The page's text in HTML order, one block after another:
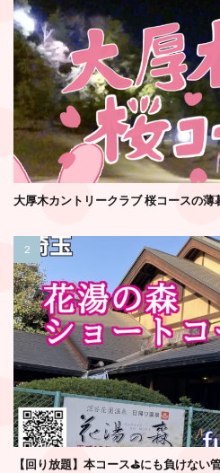
大厚木カントリークラブ 桜コースの薄
【回り放題】本コース⛳️にも負けな